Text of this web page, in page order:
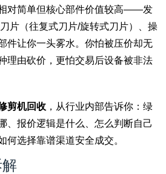
对简单但核心部件价值较高——发
片（往复式刀片/旋转式刀片）、操
件让你一头雾水。你怕被压价却无
理由砍价，更怕交易后设备被非法
剪机回收 ，从行业内部告诉你：绿
、报价逻辑是什么、怎么判断自己
何选择靠谱渠道安全成交。